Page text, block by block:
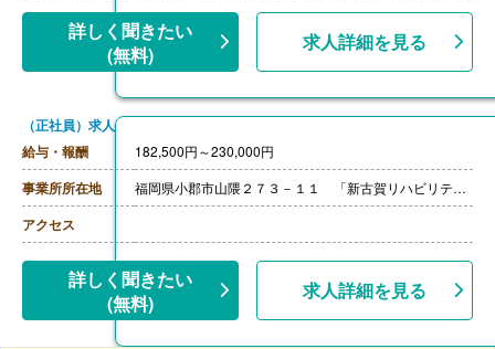
詳しく聞きたい
(無料)
求人詳細を見る
（正社員）求人
給与・報酬
182,500円～230,000円
事業所所在地 福岡県小郡市山隈２７３－１１ 「新古賀リハビリテーション病院みらい」
アクセス
詳しく聞きたい
(無料)
求人詳細を見る